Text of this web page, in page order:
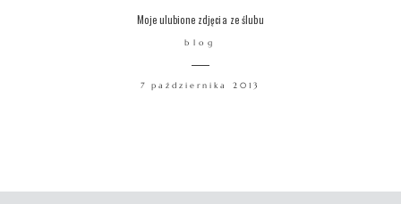
Moje ulubione zdjęcia ze ślubu
blog
7 października 2013